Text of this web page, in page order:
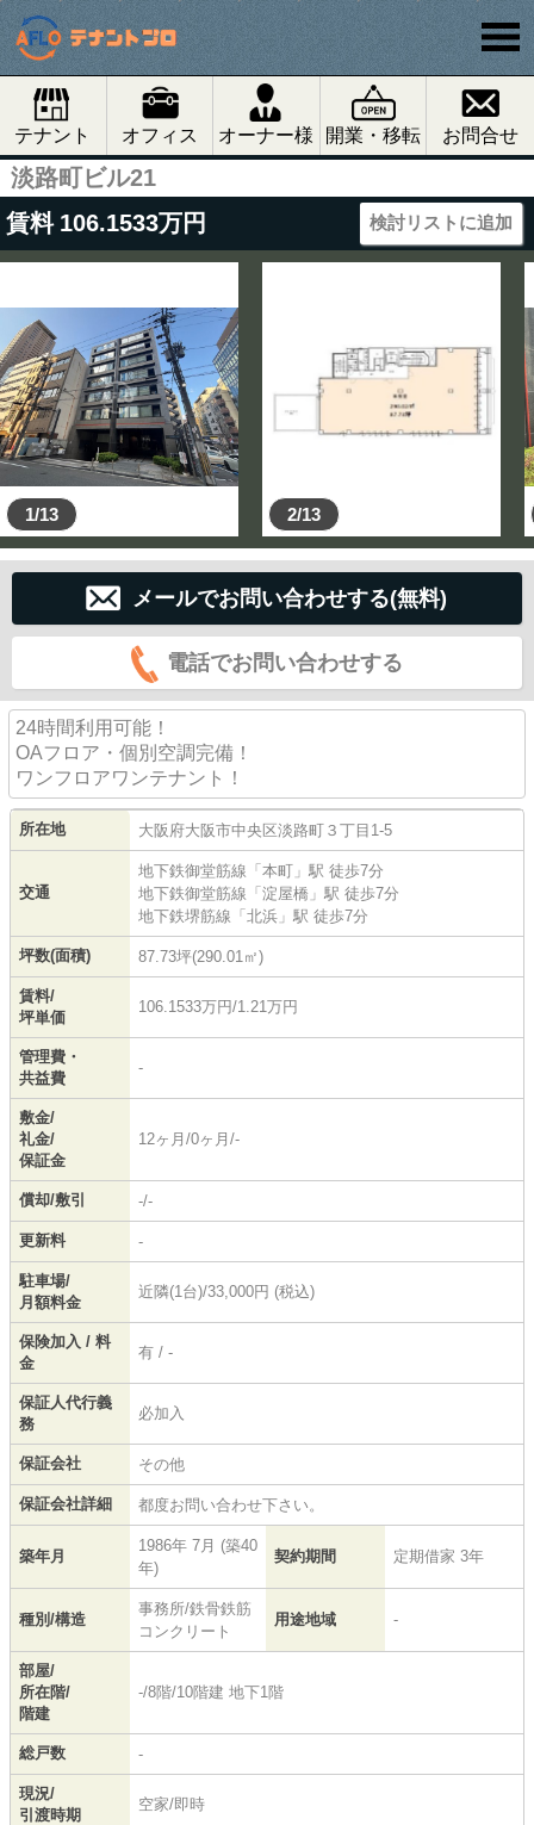
テナント オフィス オーナー様 開業・移転 お問合せ
淡路町ビル21
賃料 106.1533万円 検討リストに追加
1/13 2/13
メールでお問い合わせする(無料)
電話でお問い合わせする
24時間利用可能！
OAフロア・個別空調完備！
ワンフロアワンテナント！
所在地 大阪府大阪市中央区淡路町 ３丁目1-5
交通
地下鉄御堂筋線 「本町 」駅 徒歩7分
地下鉄御堂筋線 「淀屋橋 」駅 徒歩7分
地下鉄堺筋線 「北浜 」駅 徒歩7分
坪数(面積) 87.73坪(290.01㎡)
賃料/
坪単価
106.1533万円/1.21万円
管理費・
共益費
-
敷金/
礼金/
保証金
12ヶ月/0ヶ月/-
償却/敷引 -/-
更新料 -
駐車場/
月額料金
近隣(1台)/33,000円 (税込)
保険加入 / 料
金
有 / -
保証人代行義
務
必加入
保証会社 その他
保証会社詳細 都度お問い合わせ下さい。
築年月
1986年 7月 (築40
年)
契約期間 定期借家 3年
種別/構造
事務所/鉄骨鉄筋
コンクリート
用途地域 -
部屋/
所在階/
階建
-/8階/10階建 地下1階
総戸数 -
現況/
引渡時期
空家/即時